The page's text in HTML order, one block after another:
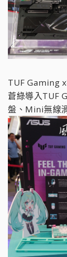
TUF Gaming
蒼綠導入TUF
盤、Mini無線